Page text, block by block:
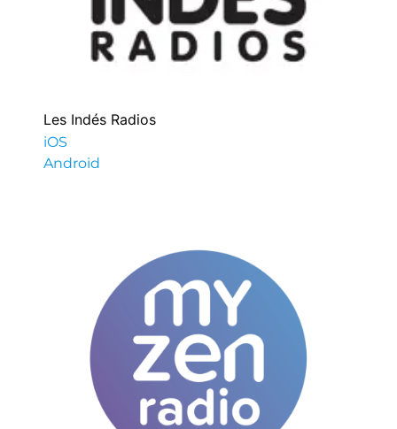
Les Indés Radios
iOS
Android